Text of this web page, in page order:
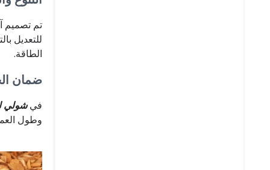
تم تصميم
للتعديل
الطاقة.
ضمان
فيشولي
وطول